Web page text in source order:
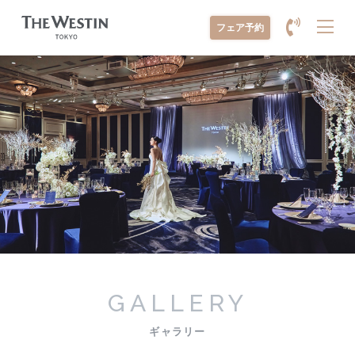
フェア予約
メ
ニ
ュ
ー
を
開
く
GALLERY
ギャラリー